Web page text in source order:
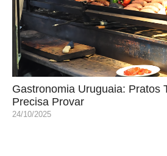
Gastronomia Uruguaia: Pratos
Precisa Provar
24/10/2025